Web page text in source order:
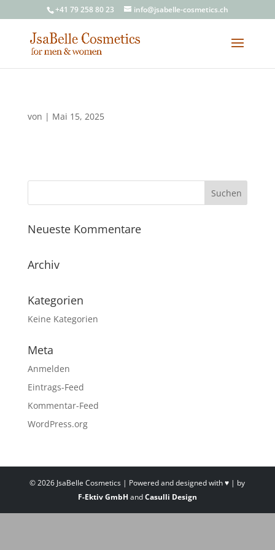
+41 79 258 80 23 info@jsabelle-cosmetics.ch
von | Mai 15, 2025
Neueste Kommentare
Archiv
Kategorien
Keine Kategorien
Meta
Anmelden
Eintrags-Feed
Kommentar-Feed
WordPress.org
©2026 JsaBelle Cosmetics | Powered and designed with ♥ | by
F-Ektiv GmbH andCasulli Design